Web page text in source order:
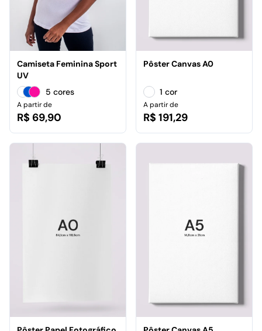
Camiseta Feminina Sport
UV
5 cores
A partir de
R$ 69,90
Pôster Canvas A0
1 cor
A partir de
R$ 191,29